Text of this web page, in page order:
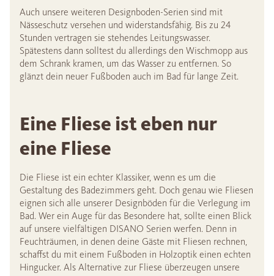
Auch unsere weiteren Designboden-Serien sind mit
Nässeschutz versehen und widerstandsfähig. Bis zu 24
Stunden vertragen sie stehendes Leitungswasser.
Spätestens dann solltest du allerdings den Wischmopp aus
dem Schrank kramen, um das Wasser zu entfernen. So
glänzt dein neuer Fußboden auch im Bad für lange Zeit.
Eine Fliese ist eben nur
eine Fliese
Die Fliese ist ein echter Klassiker, wenn es um die
Gestaltung des Badezimmers geht. Doch genau wie Fliesen
eignen sich alle unserer Designböden für die Verlegung im
Bad. Wer ein Auge für das Besondere hat, sollte einen Blick
auf unsere vielfältigen DISANO Serien werfen. Denn in
Feuchträumen, in denen deine Gäste mit Fliesen rechnen,
schaffst du mit einem Fußboden in Holzoptik einen echten
Hingucker. Als Alternative zur Fliese überzeugen unsere